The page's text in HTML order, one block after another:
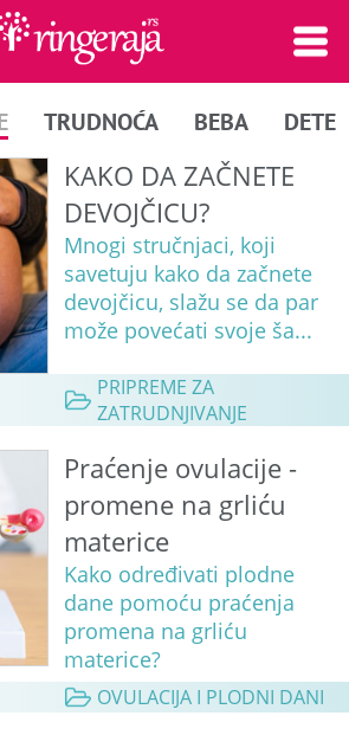
TRUDNOĆA BEBA DETE
KAKO DA ZAČNETE
DEVOJČICU?
Mnogi stručnjaci, koji
savetuju kako da začnete
devojčicu, slažu se da par
može povećati svoje ša...
PRIPREME ZA
ZATRUDNJIVANJE
Praćenje ovulacije -
promene na grliću
materice
Kako određivati plodne
dane pomoću praćenja
promena na grliću
materice?
OVULACIJA I PLODNI DANI